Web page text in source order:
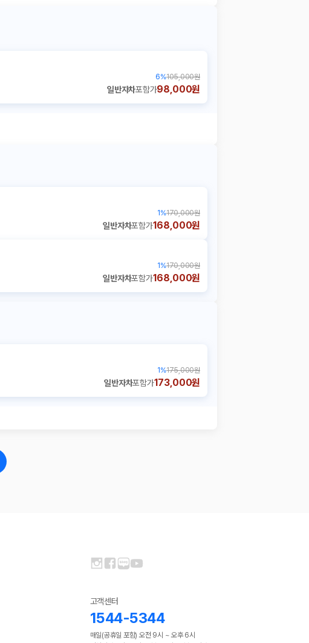
6%105,000원
일반자차포함가98,000원
1 %170,000원
일반자차포함가168,000원
1 %170,000원
일반자차포함가168,000원
1 %175,000원
일반자차포함가173,000원
고객센터
1544-5344
매일(공휴일 포함) 오전 9시 ~ 오후 6시